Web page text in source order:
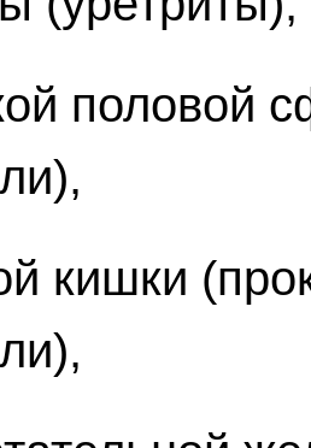
половой
кишки